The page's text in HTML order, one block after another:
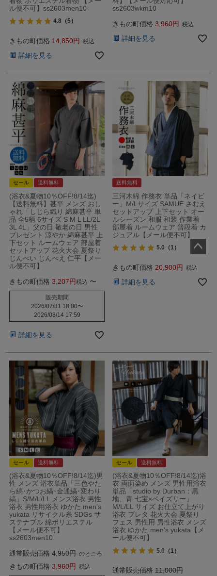
ル便不可】ss2603men10
4.8 （5）
きもの町価格 14,850 税込
詳細を見る
ss2603wkm10
きもの町価格 3,960 税込
詳細を見る
セール 送料無料
(浴衣&夏物10％OFF!8/14迄)
【送料無料】甚平 メンズ おし
ゃれ「しじら織り 綿麻甚平 単
品 全5柄 6サイズ S M L LL/2L
3L 4L」父の日 敬老の日 男性
プレゼント 涼やか 綿麻甚平 上
下セット ルームウェア 部屋着
セットアップ 花火大会 夏祭り
じんべい じんべえ 仁平【メー
ル便不可】
きもの町価格 3,207 税込 〜
販売期間
2026/07/31 18:00〜
2026/08/14 17:59
詳細を見る
送料無料
三河木綿 作務衣 単品「ネイビ
ー」M/Lサイズ SAMUE さむえ
セットアップ 上下セット オー
ルシーズン 和服 和装 作業着
部屋着 ルームウェア 普段着 カ
ジュアル【メール便不可】
5.0 （1）
きもの町価格 20,900 税込
詳細を見る
セール 送料無料
(浴衣&夏物10％OFF!8/14迄)男
性 メンズ 浴衣単品「三色やた
ら縞･かつお縞･金通縞･変わり
縞」S/M/L/LL メンズ浴衣 男性
浴衣 男性用浴衣 ゆかた men's
yukata リサイクル糸 SDGs サ
ステナブル 綿ポリエステル
【メール便不可】
ss2603men10
通常販売価格 4,950 のところ
きもの町価格 3,960 税込
セール 送料無料
(浴衣&夏物10％OFF!8/14迄)浴
衣 両面染め メンズ 男性用浴衣
単品「studio by Durban：黒
地、青 七宝×ペイズリー」
M/L/LL サイズ お仕立て上がり
浴衣 プレタ 花火大会 夏祭り
フェス 男性用 男性浴衣 メンズ
浴衣 ゆかた men's yukata【メ
ール便不可】
5.0 （1）
通常販売価格 11,000
ジト
ップ